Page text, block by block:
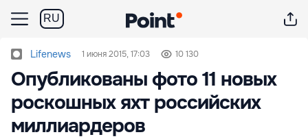
RU
Lifenews 1 июня 2015, 17:03 10 130
Опубликованы фото 11 новых
роскошных яхт российских
миллиардеров